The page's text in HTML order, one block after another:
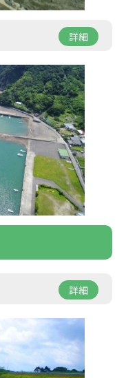
詳細
詳細